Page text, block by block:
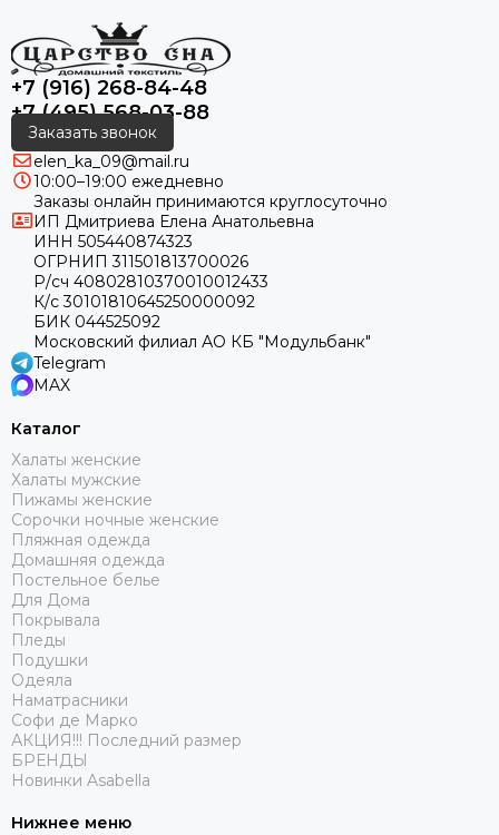
+7 (916) 268-84-48
+7 (495) 568-03-88
Заказать звонок
elen_ka_09@mail.ru
10:00–19:00 ежедневно
Заказы онлайн принимаются круглосуточно
ИП Дмитриева Елена Анатольевна
ИНН 505440874323
ОГРНИП 311501813700026
Р/сч 40802810370010012433
К/с 30101810645250000092
БИК 044525092
Московский филиал АО КБ "Модульбанк"
Telegram
MAX
Каталог
Халаты женские
Халаты мужские
Пижамы женские
Сорочки ночные женские
Пляжная одежда
Домашняя одежда
Постельное белье
Для Дома
Покрывала
Пледы
Подушки
Одеяла
Наматрасники
Софи де Марко
АКЦИЯ!!! Последний размер
БРЕНДЫ
Новинки Asabella
Нижнее меню